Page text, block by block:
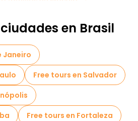
en Maceio
Maceio
en Maceio
en Brasil
Janeiro
Free tours en Salvador
Free tours en Fortaleza